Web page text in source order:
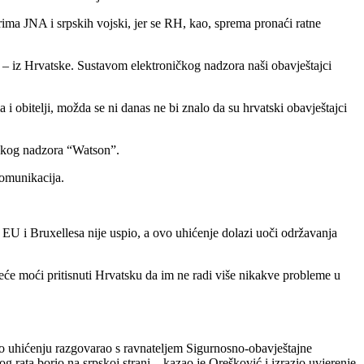
JNA i srpskih vojski, jer se RH, kao, sprema pronaći ratne
iz Hrvatske. Sustavom elektroničkog nadzora naši obavještajci
obitelji, možda se ni danas ne bi znalo da su hrvatski obavještajci
nadzora “Watson”.
i Bruxellesa nije uspio, a ovo uhićenje dolazi uoči održavanja
moći pritisnuti Hrvatsku da im ne radi više nikakve probleme u
razgovarao s ravnateljem Sigurnosno-obavještajne